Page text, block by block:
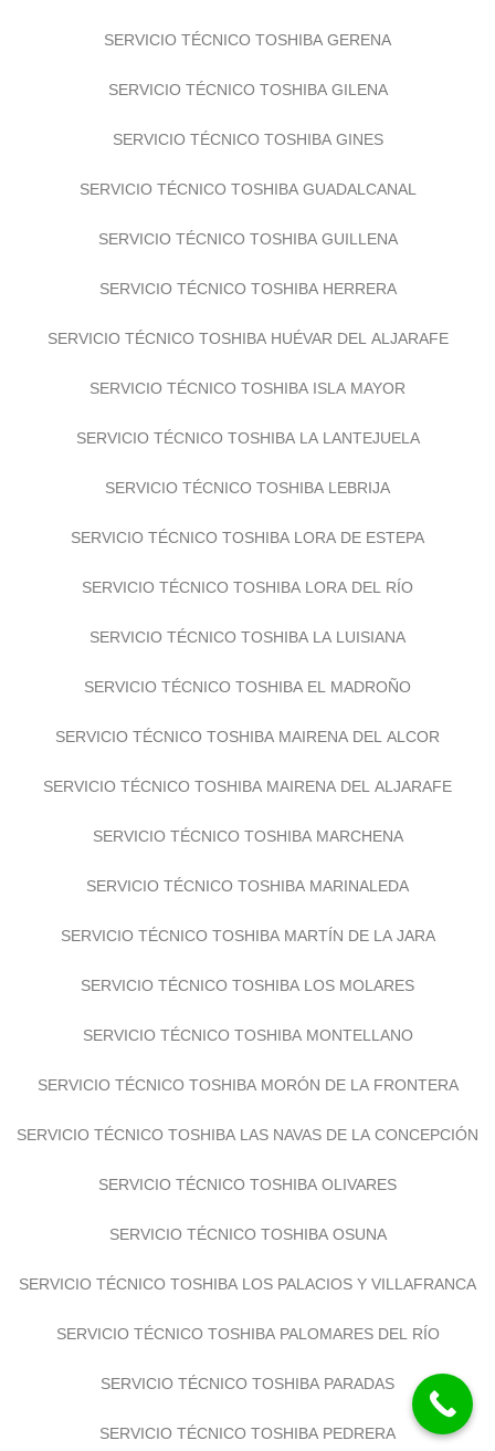
SERVICIO TÉCNICO TOSHIBA GERENA
SERVICIO TÉCNICO TOSHIBA GILENA
SERVICIO TÉCNICO TOSHIBA GINES
SERVICIO TÉCNICO TOSHIBA GUADALCANAL
SERVICIO TÉCNICO TOSHIBA GUILLENA
SERVICIO TÉCNICO TOSHIBA HERRERA
SERVICIO TÉCNICO TOSHIBA HUÉVAR DEL ALJARAFE
SERVICIO TÉCNICO TOSHIBA ISLA MAYOR
SERVICIO TÉCNICO TOSHIBA LA LANTEJUELA
SERVICIO TÉCNICO TOSHIBA LEBRIJA
SERVICIO TÉCNICO TOSHIBA LORA DE ESTEPA
SERVICIO TÉCNICO TOSHIBA LORA DEL RÍO
SERVICIO TÉCNICO TOSHIBA LA LUISIANA
SERVICIO TÉCNICO TOSHIBA EL MADROÑO
SERVICIO TÉCNICO TOSHIBA MAIRENA DEL ALCOR
SERVICIO TÉCNICO TOSHIBA MAIRENA DEL ALJARAFE
SERVICIO TÉCNICO TOSHIBA MARCHENA
SERVICIO TÉCNICO TOSHIBA MARINALEDA
SERVICIO TÉCNICO TOSHIBA MARTÍN DE LA JARA
SERVICIO TÉCNICO TOSHIBA LOS MOLARES
SERVICIO TÉCNICO TOSHIBA MONTELLANO
SERVICIO TÉCNICO TOSHIBA MORÓN DE LA FRONTERA
SERVICIO TÉCNICO TOSHIBA LAS NAVAS DE LA CONCEPCIÓN
SERVICIO TÉCNICO TOSHIBA OLIVARES
SERVICIO TÉCNICO TOSHIBA OSUNA
SERVICIO TÉCNICO TOSHIBA LOS PALACIOS Y VILLAFRANCA
SERVICIO TÉCNICO TOSHIBA PALOMARES DEL RÍO
SERVICIO TÉCNICO TOSHIBA PARADAS
SERVICIO TÉCNICO TOSHIBA PEDRERA